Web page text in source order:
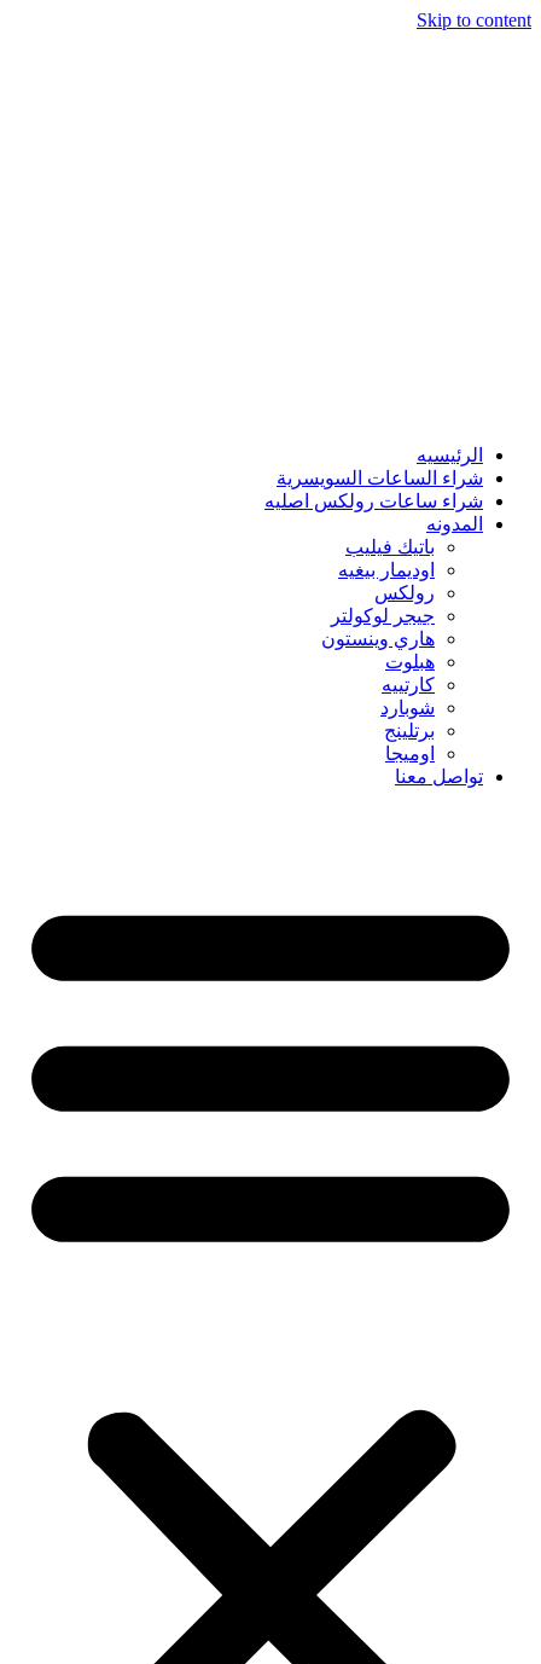
Skip to content
الرئيسيه
شراء الساعات السويسرية
شراء ساعات رولكس اصليه
المدونه
باتيك فيليب
اوديمار بيغيه
رولكس
جيجر لوكولتر
هاري وينستون
هبلوت
كارتييه
شوبارد
برتلينج
اوميجا
تواصل معنا